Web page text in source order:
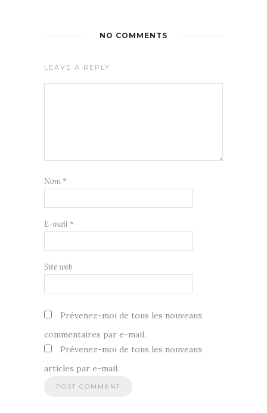
NO COMMENTS
LEAVE A REPLY
Nom *
E-mail *
Site web
Prévenez-moi de tous les nouveaux
commentaires par e-mail.
Prévenez-moi de tous les nouveaux
articles par e-mail.